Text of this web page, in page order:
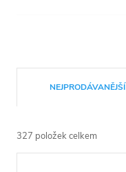
a
z
NEJPRODÁVANĚJŠÍ
327 položek celkem